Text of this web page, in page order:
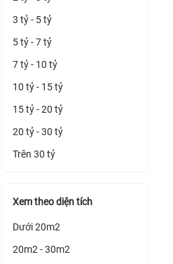
3 tỷ - 5 tỷ
5 tỷ - 7 tỷ
7 tỷ - 10 tỷ
10 tỷ - 15 tỷ
15 tỷ - 20 tỷ
20 tỷ - 30 tỷ
Trên 30 tỷ
Xem theo diện tích
Dưới 20m2
20m2 - 30m2